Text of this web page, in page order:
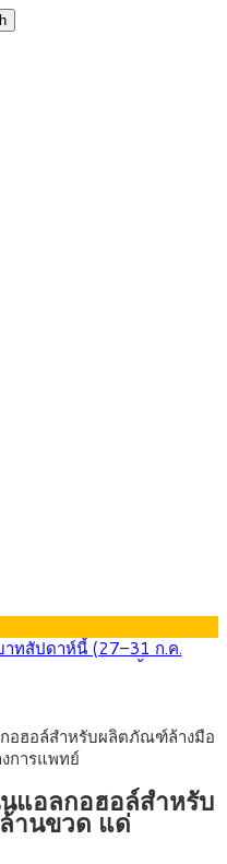
าทสัปดาห์นี้ (27–31 ก.ค.
ม. เชื่อมเมืองหาดใหญ่
ดสรรงบให้สอดคล้องภาระ
หรัฐฯ
ยนต์เศรษฐกิจใหม่ของไทย
รษฐกิจ ดันไทยโตเต็ม
LSD “แสตมป์เมา” ยาเสพ
รองเฝ้าระวัง หลังยึดล็อต
อฮอล์สำหรับผลิตภัณฑ์ล้างมือ
การแพทย์
แอลกอฮอล์สำหรับ
านขวด แด่